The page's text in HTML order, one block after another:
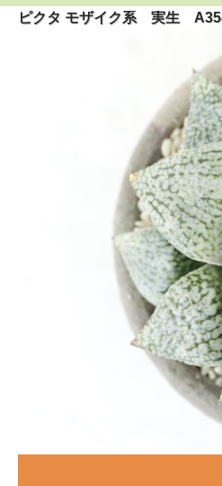
ピクタ モザイク系 実生